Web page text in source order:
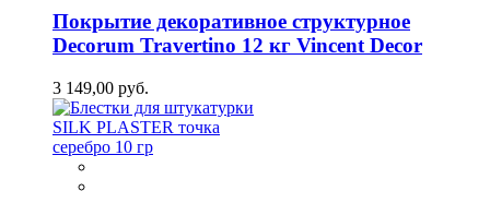
Покрытие декоративное структурное
Decorum Travertino 12 кг Vincent Decor
3 149,00 руб.